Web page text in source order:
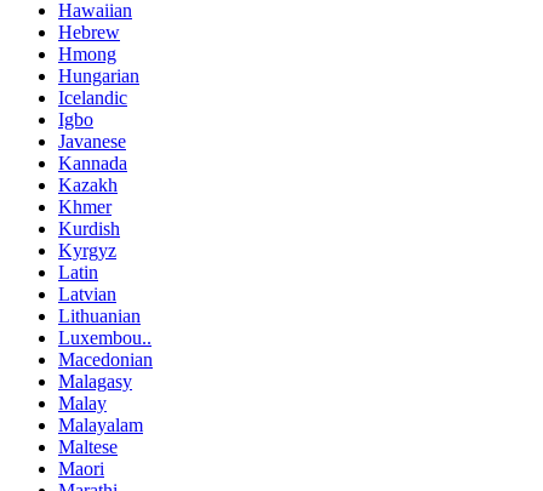
Hawaiian
Hebrew
Hmong
Hungarian
Icelandic
Igbo
Javanese
Kannada
Kazakh
Khmer
Kurdish
Kyrgyz
Latin
Latvian
Lithuanian
Luxembou..
Macedonian
Malagasy
Malay
Malayalam
Maltese
Maori